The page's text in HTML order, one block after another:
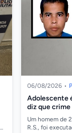
06/08/2026 •
Adolescente
diz que crime
quitar dívida
Um homem de
R.S., foi